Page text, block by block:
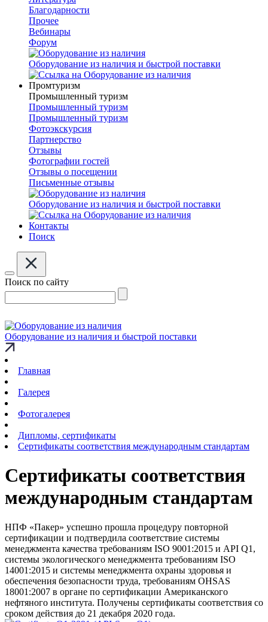
Благодарности
Прочее
Вебинары
Форум
Оборудование из наличия и быстрой поставки
Промтуризм
Промышленный туризм
Промышленный туризм
Промышленный туризм
Фотоэкскурсия
Партнерство
Отзывы
Фотографии гостей
Отзывы о посещении
Письменные отзывы
Оборудование из наличия и быстрой поставки
Контакты
Поиск
Поиск по сайту
Оборудование из наличия и быстрой поставки
Главная
Галерея
Фотогалерея
Дипломы, сертификаты
Сертификаты соответствия международным стандартам
Сертификаты соответствия
международным стандартам
НПФ «Пакер» успешно прошла процедуру повторной
сертификации и подтвердила соответствие системы
менеджмента качества требованиям ISO 9001:2015 и API Q1,
системы экологического менеджмента требованиям ISO
14001:2015 и системы менеджмента охраны здоровья и
обеспечения безопасности труда, требованиям OHSAS
18001:2007 в органе по сертификации Американского
нефтяного института. Получены сертификаты соответствия со
сроком действия до 21 декабря 2020 года.